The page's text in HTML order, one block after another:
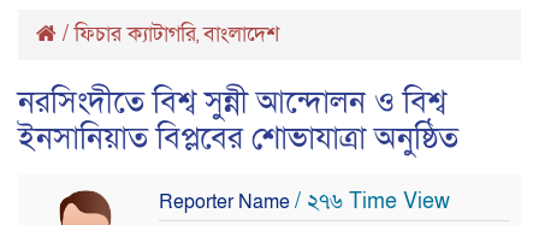
/ফিচার ক্যাটাগরি,বাংলাদেশ
নরসিংদীতে বিশ্ব সুন্নী আন্দোলন ও বিশ্ব
ইনসানিয়াত বিপ্লবের শোভাযাত্রা অনুষ্ঠিত
Reporter Name/ ২৭৬ Time View